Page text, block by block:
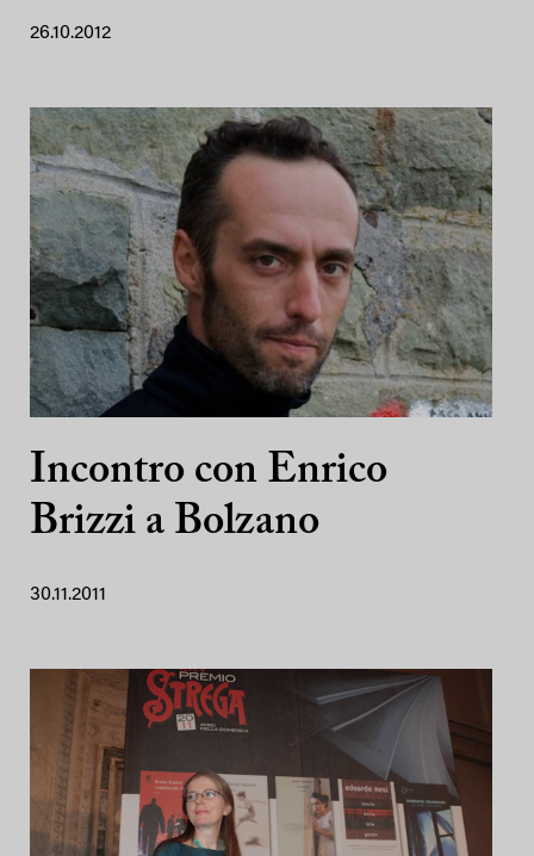
26.10.2012
Incontro con Enrico
Brizzi a Bolzano
30.11.2011